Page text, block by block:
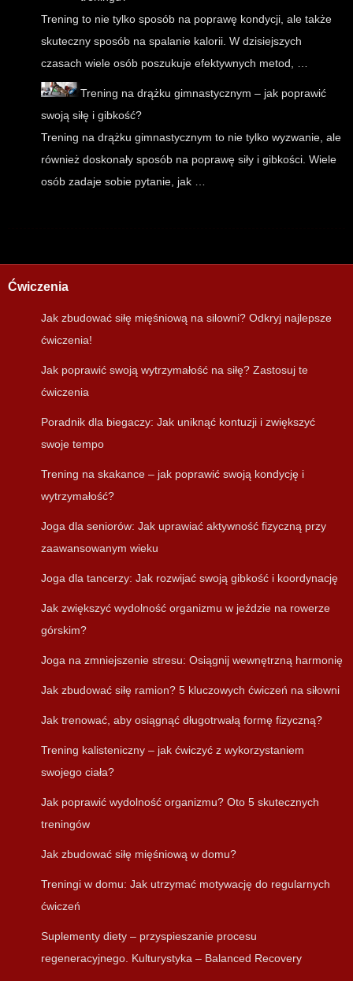
Trening to nie tylko sposób na poprawę kondycji, ale także
skuteczny sposób na spalanie kalorii. W dzisiejszych
czasach wiele osób poszukuje efektywnych metod, …
Trening na drążku gimnastycznym – jak poprawić
swoją siłę i gibkość?
Trening na drążku gimnastycznym to nie tylko wyzwanie, ale
również doskonały sposób na poprawę siły i gibkości. Wiele
osób zadaje sobie pytanie, jak …
Ćwiczenia
Jak zbudować siłę mięśniową na silowni? Odkryj najlepsze
ćwiczenia!
Jak poprawić swoją wytrzymałość na siłę? Zastosuj te
ćwiczenia
Poradnik dla biegaczy: Jak uniknąć kontuzji i zwiększyć
swoje tempo
Trening na skakance – jak poprawić swoją kondycję i
wytrzymałość?
Joga dla seniorów: Jak uprawiać aktywność fizyczną przy
zaawansowanym wieku
Joga dla tancerzy: Jak rozwijać swoją gibkość i koordynację
Jak zwiększyć wydolność organizmu w jeździe na rowerze
górskim?
Joga na zmniejszenie stresu: Osiągnij wewnętrzną harmonię
Jak zbudować siłę ramion? 5 kluczowych ćwiczeń na siłowni
Jak trenować, aby osiągnąć długotrwałą formę fizyczną?
Trening kalisteniczny – jak ćwiczyć z wykorzystaniem
swojego ciała?
Jak poprawić wydolność organizmu? Oto 5 skutecznych
treningów
Jak zbudować siłę mięśniową w domu?
Treningi w domu: Jak utrzymać motywację do regularnych
ćwiczeń
Suplementy diety – przyspieszanie procesu
regeneracyjnego. Kulturystyka – Balanced Recovery